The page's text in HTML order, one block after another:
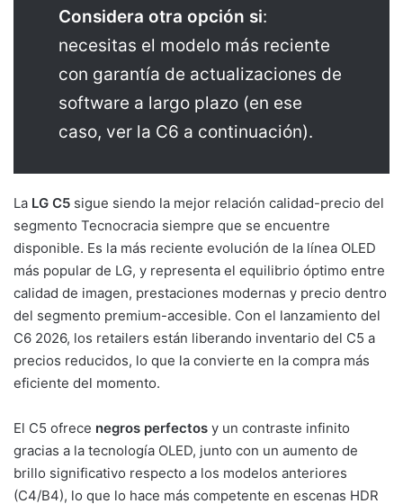
Considera otra opción si:
necesitas el modelo más reciente
con garantía de actualizaciones de
software a largo plazo (en ese
caso, ver la C6 a continuación).
La LG C5 sigue siendo la mejor relación calidad-precio del
segmento Tecnocracia siempre que se encuentre
disponible. Es la más reciente evolución de la línea OLED
más popular de LG, y representa el equilibrio óptimo entre
calidad de imagen, prestaciones modernas y precio dentro
del segmento premium-accesible. Con el lanzamiento del
C6 2026, los retailers están liberando inventario del C5 a
precios reducidos, lo que la convierte en la compra más
eficiente del momento.
El C5 ofrece negros perfectos y un contraste infinito
gracias a la tecnología OLED, junto con un aumento de
brillo significativo respecto a los modelos anteriores
(C4/B4), lo que lo hace más competente en escenas HDR